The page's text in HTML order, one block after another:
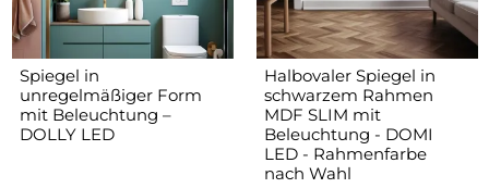
Spiegel in
unregelmäßiger Form
mit Beleuchtung –
DOLLY LED
Halbovaler Spiegel in
schwarzem Rahmen
MDF SLIM mit
Beleuchtung - DOMI
LED - Rahmenfarbe
nach Wahl